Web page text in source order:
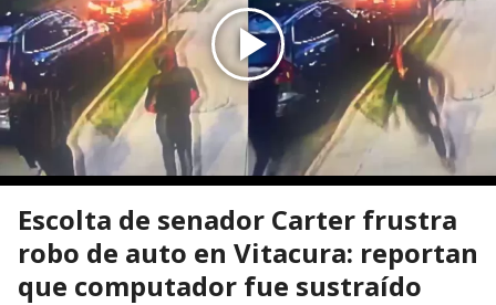
Escolta de senador Carter frustra
robo de auto en Vitacura: reportan
que computador fue sustraído